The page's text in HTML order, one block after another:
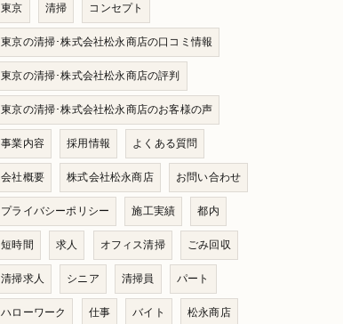
東京 清掃 コンセプト
東京の清掃･株式会社松永商店の口コミ情報
東京の清掃･株式会社松永商店の評判
東京の清掃･株式会社松永商店のお客様の声
事業内容 採用情報 よくある質問
会社概要 株式会社松永商店 お問い合わせ
プライバシーポリシー 施工実績 都内
短時間 求人 オフィス清掃 ごみ回収
清掃求人 シニア 清掃員 パート
ハローワーク 仕事 バイト 松永商店